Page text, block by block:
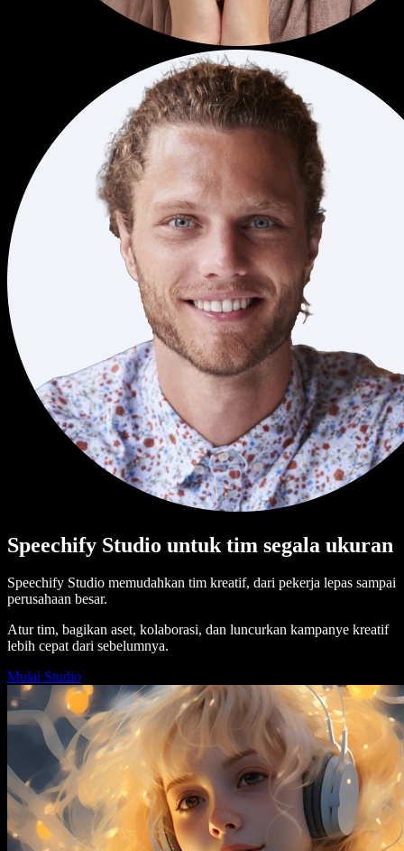
Speechify Studio untuk tim segala ukuran
Speechify Studio memudahkan tim kreatif, dari pekerja lepas sampai
perusahaan besar.
Atur tim, bagikan aset, kolaborasi, dan luncurkan kampanye kreatif
lebih cepat dari sebelumnya.
Mulai Studio